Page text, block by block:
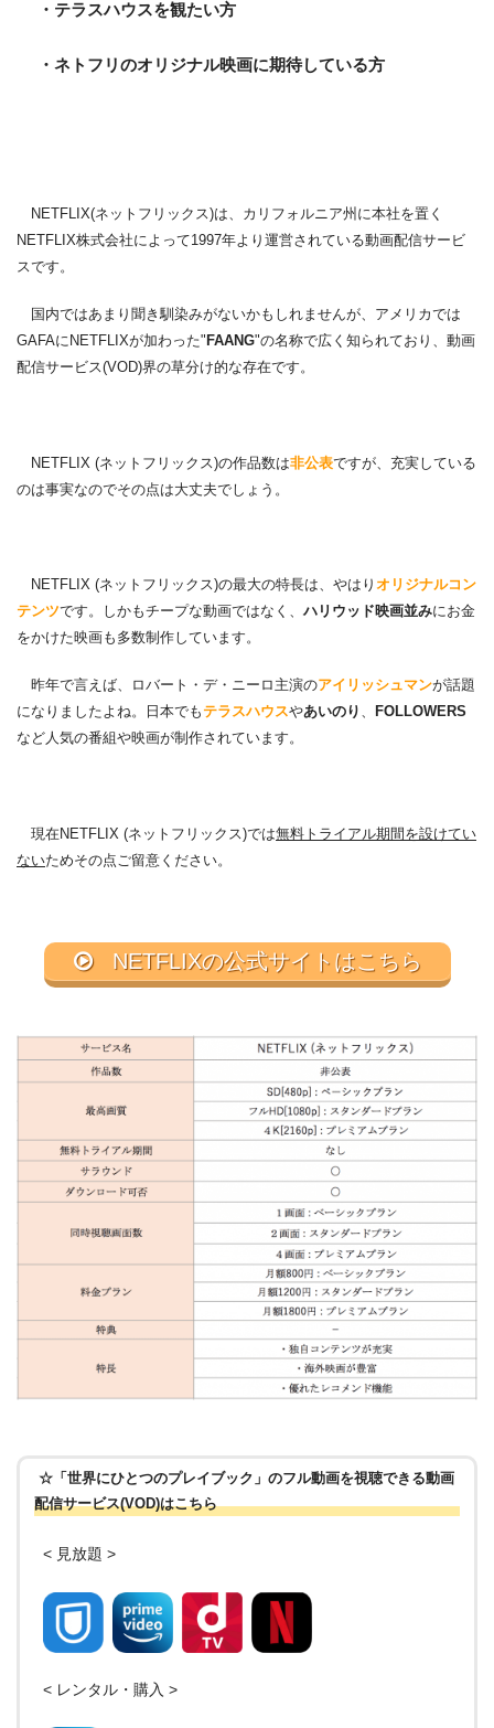
・テラスハウスを観たい方
・ネトフリのオリジナル映画に期待している方
NETFLIX(ネットフリックス)は、カリフォルニア州に本社を置く
NETFLIX株式会社によって1997年より運営されている動画配信サービ
スです。
国内ではあまり聞き馴染みがないかもしれませんが、アメリカでは
GAFAにNETFLIXが加わった" FAANG"の名称で広く知られており、動画
配信サービス(VOD)界の草分け的な存在です。
NETFLIX (ネットフリックス)の作品数は非公表ですが、充実している
のは事実なのでその点は大丈夫でしょう。
NETFLIX (ネットフリックス)の最大の特長は、やはり オリジナルコン
テンツです。しかもチープな動画ではなく、 ハリウッド映画並みにお金
をかけた映画も多数制作しています。
昨年で言えば、ロバート・デ・ニーロ主演のアイリッシュマンが話題
になりましたよね。日本でもテラスハウスやあいのり 、
FOLLOWERS
など人気の番組や映画が制作されています。
現在NETFLIX (ネットフリックス)では無料トライアル期間を設けてい
ないためその点ご留意ください。
NETFLIXの公式サイトはこちら
☆「世界にひとつのプレイブック」のフル動画を視聴できる動画
配信サービス(VOD)はこちら
< 見放題 >
< レンタル・購入 >